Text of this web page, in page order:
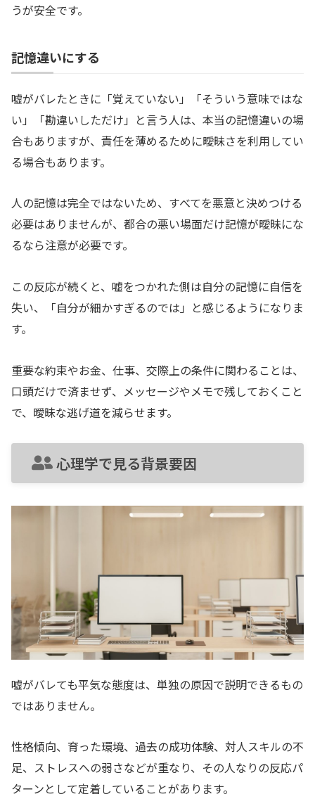
うが安全です。
記憶違いにする
嘘がバレたときに「覚えていない」「そういう意味ではな
い」「勘違いしただけ」と言う人は、本当の記憶違いの場
合もありますが、責任を薄めるために曖昧さを利用してい
る場合もあります。
人の記憶は完全ではないため、すべてを悪意と決めつける
必要はありませんが、都合の悪い場面だけ記憶が曖昧にな
るなら注意が必要です。
この反応が続くと、嘘をつかれた側は自分の記憶に自信を
失い、「自分が細かすぎるのでは」と感じるようになりま
す。
重要な約束やお金、仕事、交際上の条件に関わることは、
口頭だけで済ませず、メッセージやメモで残しておくこと
で、曖昧な逃げ道を減らせます。
心理学で見る背景要因
嘘がバレても平気な態度は、単独の原因で説明できるもの
ではありません。
性格傾向、育った環境、過去の成功体験、対人スキルの不
足、ストレスへの弱さなどが重なり、その人なりの反応パ
ターンとして定着していることがあります。